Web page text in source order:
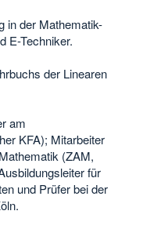
in der Mathematik-
E-Techniker.
der Linearen
am
KFA); Mitarbeiter
(ZAM,
für
und Prüfer bei der